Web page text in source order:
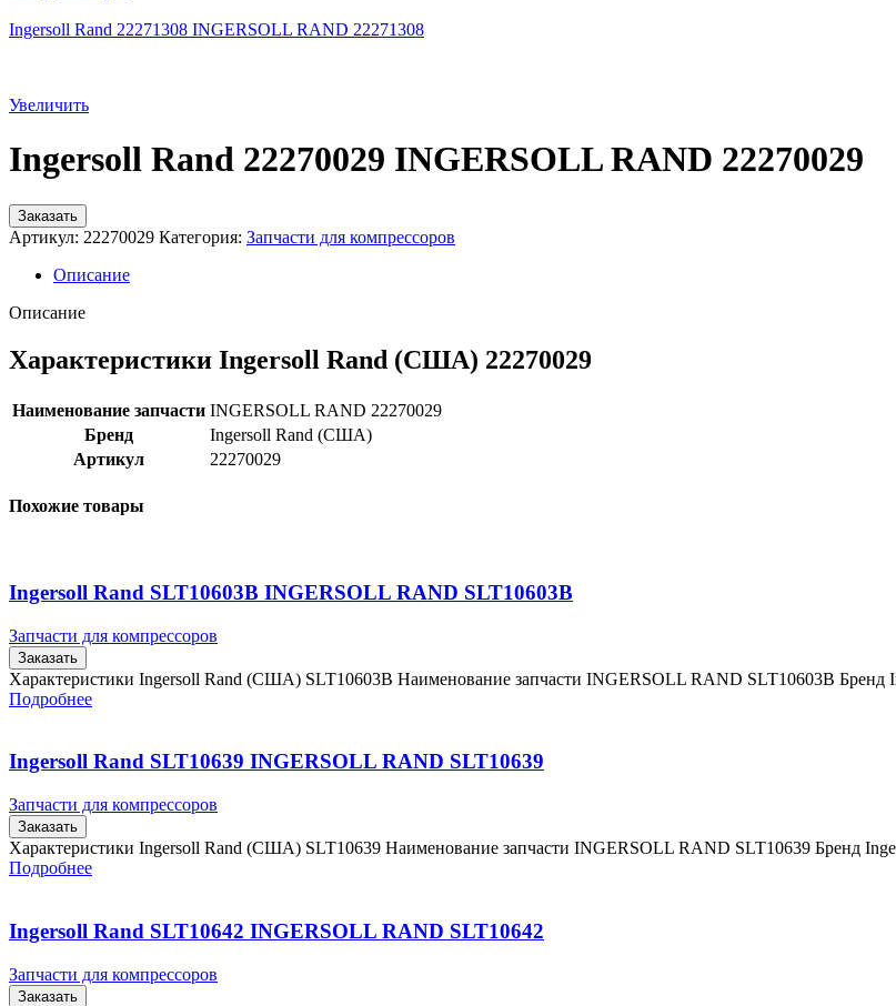
Ingersoll Rand 22271308 INGERSOLL RAND 22271308
Увеличить
Ingersoll Rand 22270029 INGERSOLL RAND 22270029
Заказать
Артикул: 22270029 Категория: Запчасти для компрессоров
Описание
Описание
Характеристики Ingersoll Rand (США) 22270029
Наименование запчасти INGERSOLL RAND 22270029
Бренд
Ingersoll Rand (США)
Артикул
22270029
Похожие товары
Ingersoll Rand SLT10603B INGERSOLL RAND SLT10603B
Запчасти для компрессоров
Заказать
Характеристики Ingersoll Rand (США) SLT10603B Наименование запчасти INGERSOLL RAND SLT10603B
Подробнее
Ingersoll Rand SLT10639 INGERSOLL RAND SLT10639
Запчасти для компрессоров
Заказать
Характеристики Ingersoll Rand (США) SLT10639 Наименование запчасти INGERSOLL RAND SLT10639 Бренд
Подробнее
Ingersoll Rand SLT10642 INGERSOLL RAND SLT10642
Запчасти для компрессоров
Заказать